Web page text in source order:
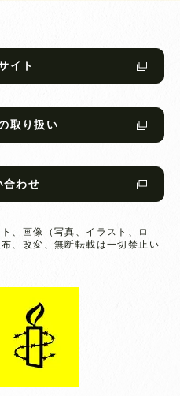
イト
取り扱い
合わせ
、画像（写真、イラスト、ロ
、改変、無断転載は一切禁止い